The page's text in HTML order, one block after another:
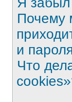
Почему
и
Что